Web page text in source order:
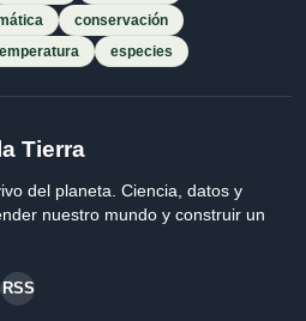
conservación
especies
Tierra
del planeta. Ciencia, datos y
nuestro mundo y construir un
RSS